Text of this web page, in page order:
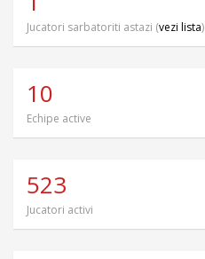
Jucatori sarbatoriti astazi (vezi lista)
10
Echipe active
523
Jucatori activi